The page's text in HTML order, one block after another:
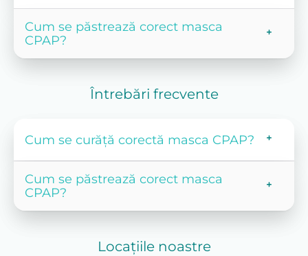
Cum se păstrează corect masca
CPAP?
Întrebări frecvente
Cum se curăță corectă masca CPAP?
Cum se păstrează corect masca
CPAP?
Locațiile noastre